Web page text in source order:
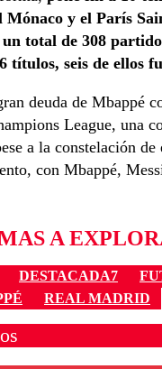
Mónaco y el París
total de 308
títulos, seis de ellos
deuda de Mbappé
League, una
a la constelación de
con Mbappé,
A
DESTACADA7
REAL MADRID